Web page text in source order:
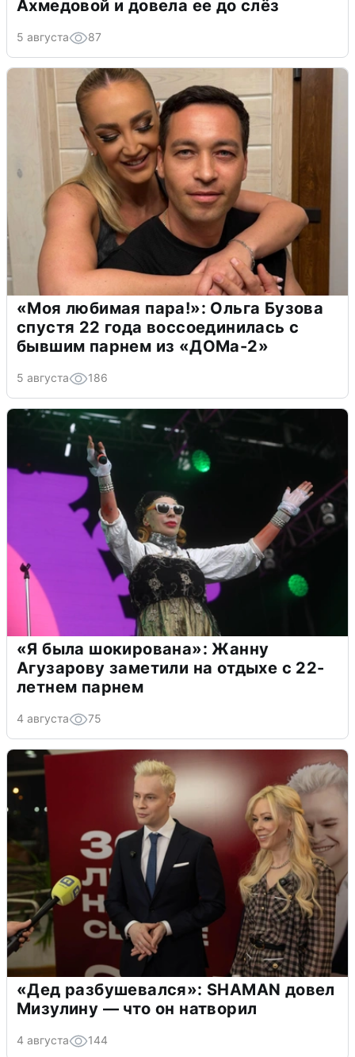
Ахмедовой и довела ее до слёз
5 августа 87
«Моя любимая пара!»: Ольга Бузова
спустя 22 года воссоединилась с
бывшим парнем из «ДОМа-2»
5 августа 186
«Я была шокирована»: Жанну
Агузарову заметили на отдыхе с 22-
летнем парнем
4 августа 75
«Дед разбушевался»: SHAMAN довел
Мизулину — что он натворил
4 августа 144